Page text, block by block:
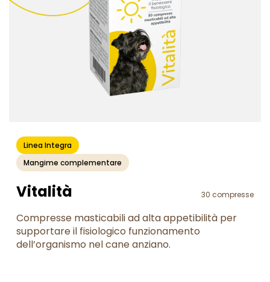
Linea Integra
Mangime complementare
Vitalità 30 compresse
Compresse masticabili ad alta appetibilità per
supportare il fisiologico funzionamento
dell’organismo nel cane anziano.